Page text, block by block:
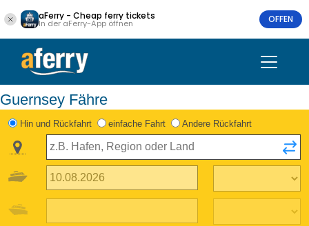
aFerry - Cheap ferry tickets
In der aFerry-App öffnen OFFEN
Guernsey Fähre
Hin und Rückfahrt einfache Fahrt Andere Rückfahrt